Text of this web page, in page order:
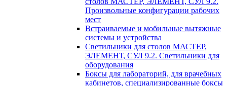
Произвольные конфигурации рабочих
мест
Встраиваемые и мобильные вытяжные
системы и устройства
Светильники для столов МАСТЕР,
ЭЛЕМЕНТ, СУЛ 9.2. Светильники для
оборудования
Боксы для лабораторий, для врачебных
кабинетов, специализированные боксы